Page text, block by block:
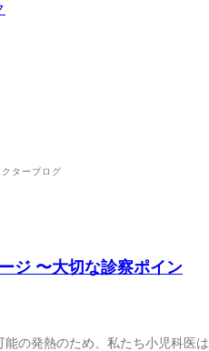
クターブログ
ジ 〜大切な診察ポイン
の発熱のため、私たち小児科医は